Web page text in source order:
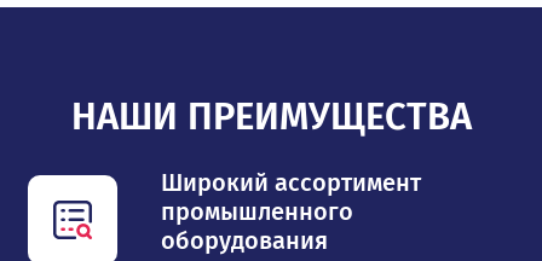
НАШИ ПРЕИМУЩЕСТВА
Широкий ассортимент
промышленного
оборудования